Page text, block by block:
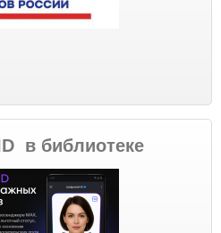
в библиотеке